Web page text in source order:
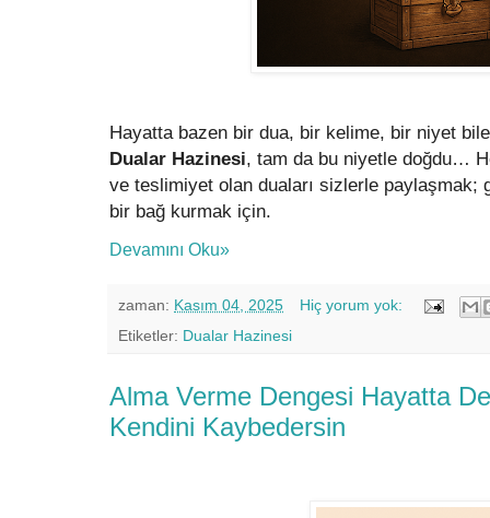
Hayatta bazen bir dua, bir kelime, bir niyet
Dualar Hazinesi, tam da bu niyetle doğdu…
ve teslimiyet olan duaları sizlerle paylaşmak;
bir bağ kurmak için.
Devamını Oku»
zaman: Kasım 04, 2025
Hiç yorum yok:
Etiketler: Dualar Hazinesi
Alma Verme Dengesi Hayatta
Kendini Kaybedersin